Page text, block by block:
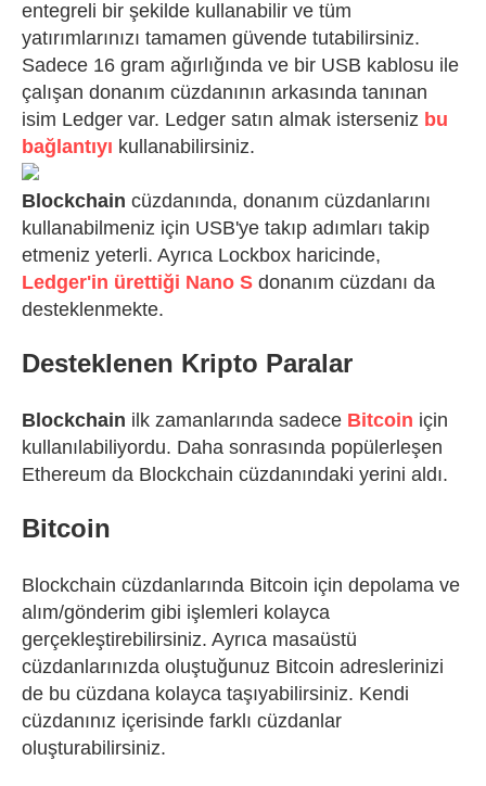
entegreli bir şekilde kullanabilir ve tüm
yatırımlarınızı tamamen güvende tutabilirsiniz.
Sadece 16 gram ağırlığında ve bir USB kablosu ile
çalışan donanım cüzdanının arkasında tanınan
isim Ledger var. Ledger satın almak isterseniz bu
bağlantıyı kullanabilirsiniz.
Blockchain cüzdanında, donanım cüzdanlarını
kullanabilmeniz için USB'ye takıp adımları takip
etmeniz yeterli. Ayrıca Lockbox haricinde,
Ledger'in ürettiği Nano S donanım cüzdanı da
desteklenmekte.
Desteklenen Kripto Paralar
Blockchain ilk zamanlarında sadece Bitcoin için
kullanılabiliyordu. Daha sonrasında popülerleşen
Ethereum da Blockchain cüzdanındaki yerini aldı.
Bitcoin
Blockchain cüzdanlarında Bitcoin için depolama ve
alım/gönderim gibi işlemleri kolayca
gerçekleştirebilirsiniz. Ayrıca masaüstü
cüzdanlarınızda oluştuğunuz Bitcoin adreslerinizi
de bu cüzdana kolayca taşıyabilirsiniz. Kendi
cüzdanınız içerisinde farklı cüzdanlar
oluşturabilirsiniz.